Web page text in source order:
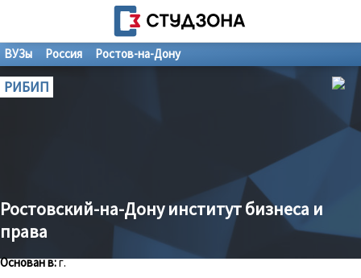
ВУЗы Россия Ростов-на-Дону
РИБИП
Ростовский-на-Дону институт бизнеса и
права
Основан в:г.